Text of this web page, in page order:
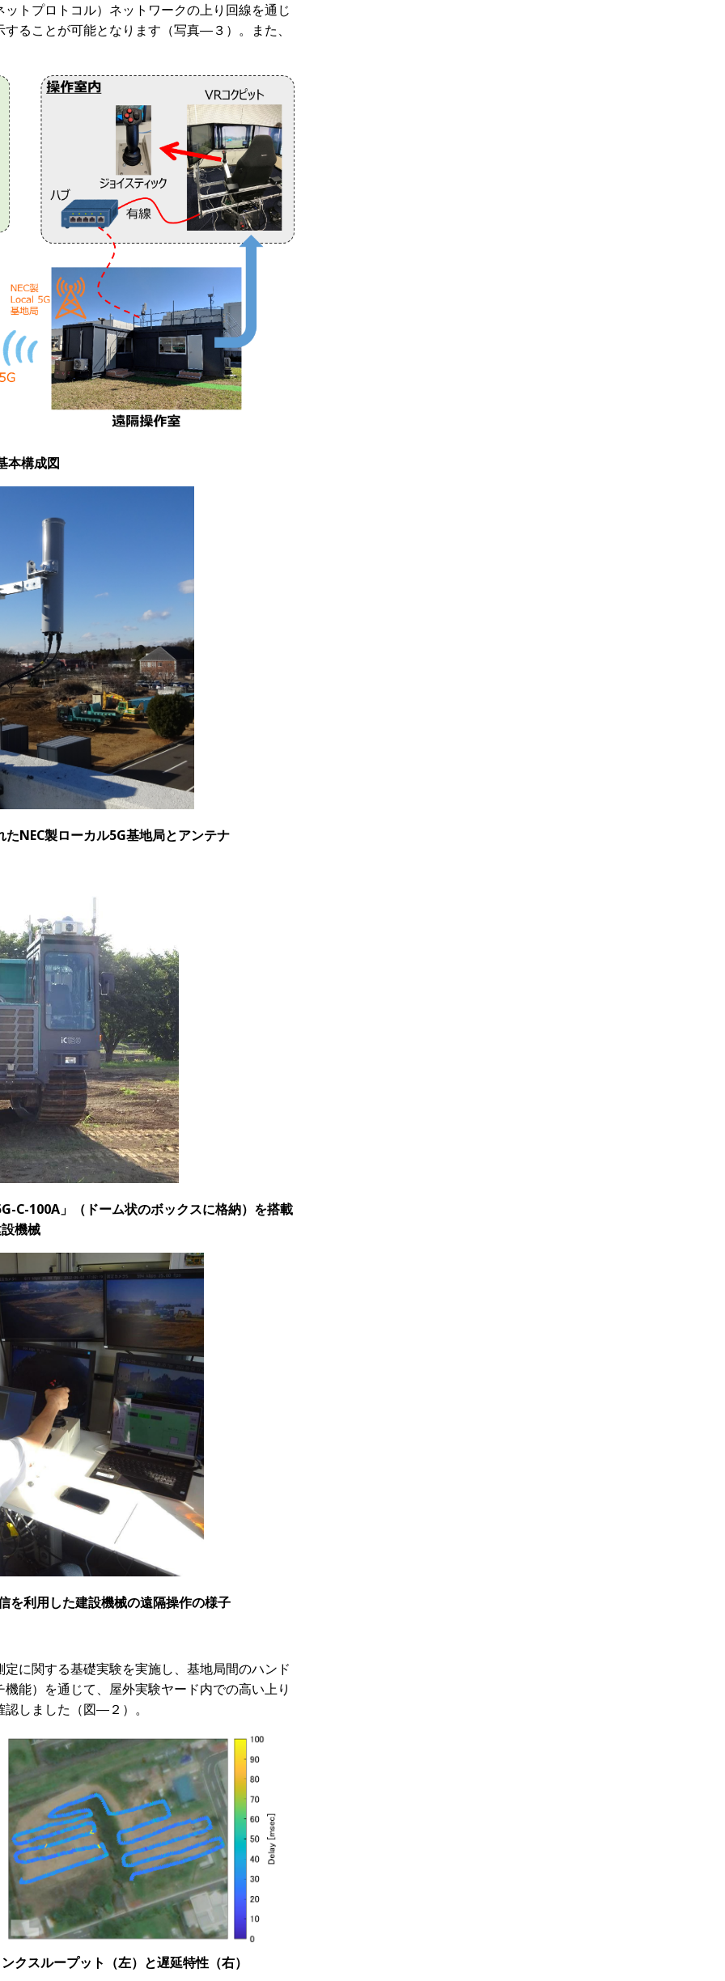
トプロトコル）ネットワークの上り回線を通じ
ることが可能となります（写真―３）。また、
構成図
NEC製ローカル5G基地局とアンテナ
100A」（ドーム状のボックスに格納）を搭載
機械
を利用した建設機械の遠隔操作の様子
に関する基礎実験を実施し、基地局間のハンド
能）を通じて、屋外実験ヤード内での高い上り
しました（図―２）。
スループット（左）と遅延特性（右）